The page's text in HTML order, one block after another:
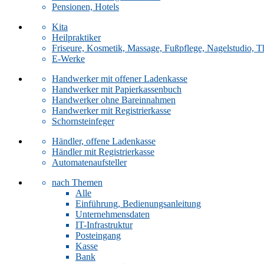
Pensionen, Hotels
Kita
Heilpraktiker
Friseure, Kosmetik, Massage, Fußpflege, Nagelstudio,
E-Werke
Handwerker mit offener Ladenkasse
Handwerker mit Papierkassenbuch
Handwerker ohne Bareinnahmen
Handwerker mit Registrierkasse
Schornsteinfeger
Händler, offene Ladenkasse
Händler mit Registrierkasse
Automatenaufsteller
nach Themen
Alle
Einführung, Bedienungsanleitung
Unternehmensdaten
IT-Infrastruktur
Posteingang
Kasse
Bank